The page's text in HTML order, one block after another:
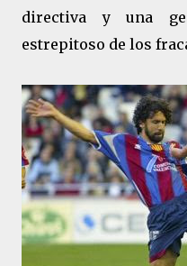
directiva y una
estrepitoso de los